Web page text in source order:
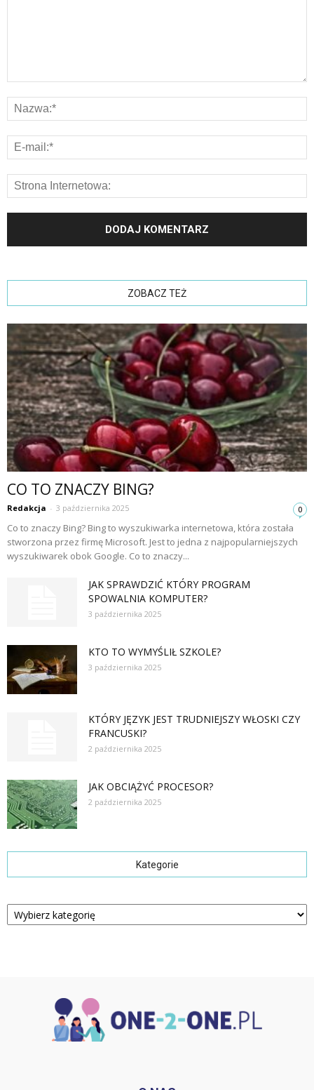
ZOBACZ TEŻ
CO TO ZNACZY BING?
Redakcja - 3 października 2025 0
Co to znaczy Bing? Bing to wyszukiwarka internetowa, która została
stworzona przez firmę Microsoft. Jest to jedna z najpopularniejszych
wyszukiwarek obok Google. Co to znaczy...
JAK SPRAWDZIĆ KTÓRY PROGRAM
SPOWALNIA KOMPUTER?
3 października 2025
KTO TO WYMYŚLIŁ SZKOLE?
3 października 2025
KTÓRY JĘZYK JEST TRUDNIEJSZY WŁOSKI CZY
FRANCUSKI?
2 października 2025
JAK OBCIĄŻYĆ PROCESOR?
2 października 2025
Kategorie
Kategorie